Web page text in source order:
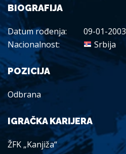
BIOGRAFIJA
Datum rođenja:
09-01-2003
Nacionalnost:
Srbija
POZICIJA
Odbrana
IGRAČKA KARIJERA
ŽFK „Kanjiža“